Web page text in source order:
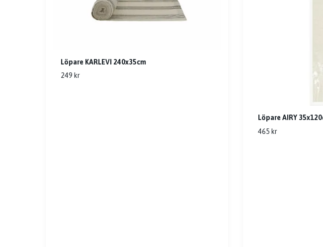
Löpare KARLEVI 240x35cm
249 kr
Löpare AIRY
465 kr